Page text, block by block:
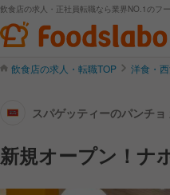
飲食店の求人・正社員転職なら業界NO.1のフ
飲食店の求人・転職TOP 洋食・
スパゲッティーのパンチ
新規オープン！ナ